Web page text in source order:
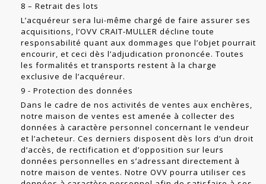
8 – Retrait des lots
L’acquéreur sera lui-même chargé de faire assurer ses
acquisitions, l’OVV CRAIT-MULLER décline toute
responsabilité quant aux dommages que l’objet pourrait
encourir, et ceci dès l’adjudication prononcée. Toutes
les formalités et transports restent à la charge
exclusive de l’acquéreur.
9 - Protection des données
Dans le cadre de nos activités de ventes aux enchères,
notre maison de ventes est amenée à collecter des
données à caractère personnel concernant le vendeur
et l’acheteur. Ces derniers disposent dès lors d’un droit
d’accès, de rectification et d’opposition sur leurs
données personnelles en s’adressant directement à
notre maison de ventes. Notre OVV pourra utiliser ces